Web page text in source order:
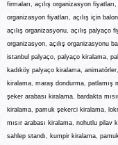
firmaları, açılış organizasyon
organizasyon fiyatları, açılış için
açılış organizasyonu, açılış palyaço
organizasyon, açılış organizasyonu
istanbul palyaço, palyaço kiralama,
kadıköy palyaço kiralama, animatörler,
kiralama, maraş dondurma, patlamış
şeker arabası kiralama, bardakta
kiralama, pamuk şekerci kiralama,
mısır arabası kiralama, nohutlu pilav
sahlep standı, kumpir kiralama,